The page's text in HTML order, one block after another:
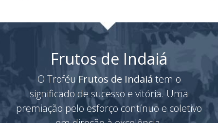
Frutos de Indaiá
O Troféu Frutos de Indaiá tem o
significado de sucesso e vitória. Uma
premiação pelo esforço contínuo e coletivo